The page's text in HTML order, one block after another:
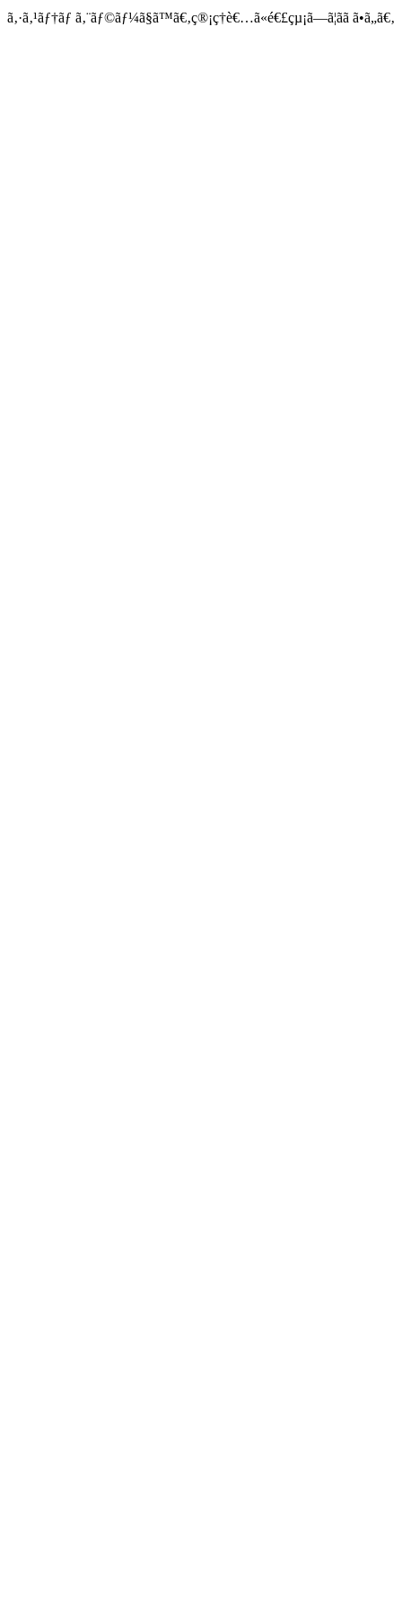
ã‚·ã‚¹ãƒ†ãƒ ã‚¨ãƒ©ãƒ¼ã§ã™ã€‚ç®¡ç†è€…ã«é€£çµ¡ã—ã¦ãã ã•ã„ã€‚